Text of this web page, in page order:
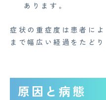
あります。
症状の重症度は患者に
まで幅広い経過をたどり
原因と病態